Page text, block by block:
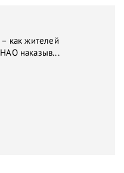
как жителей
наказыв...